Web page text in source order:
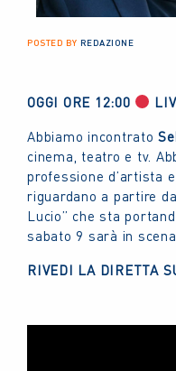
POSTED BY REDAZIONE
OGGI ORE 12:00
Abbiamo incontrato
cinema, teatro e tv.
professione d’artista
riguardano a partire
Lucio” che sta
sabato 9 sarà in scena
RIVEDI LA DIRETTA